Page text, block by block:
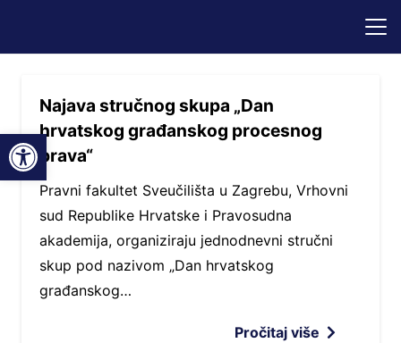
Open toolbar
Najava stručnog skupa „Dan
hrvatskog građanskog procesnog
prava“
Pravni fakultet Sveučilišta u Zagrebu, Vrhovni
sud Republike Hrvatske i Pravosudna
akademija, organiziraju jednodnevni stručni
skup pod nazivom „Dan hrvatskog
građanskog…
Pročitaj više